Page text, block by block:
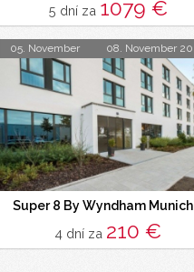
5 dní za 1079 €
05. November 08. November
Super 8 By Wyndham Munich
4 dní za 210 €